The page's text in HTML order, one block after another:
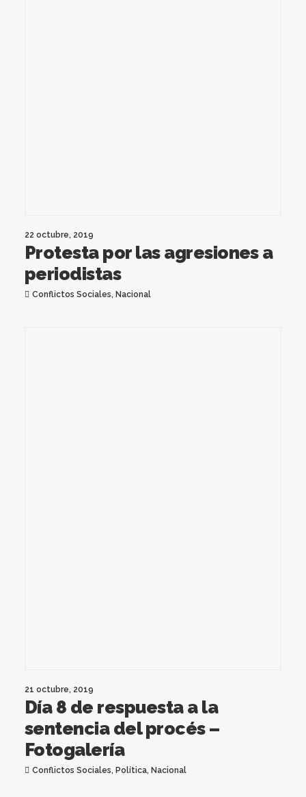
22 octubre, 2019
Protesta por las agresiones a
periodistas
Conflictos Sociales, Nacional
21 octubre, 2019
Día 8 de respuesta a la
sentencia del procés –
Fotogalería
Conflictos Sociales, Política, Nacional